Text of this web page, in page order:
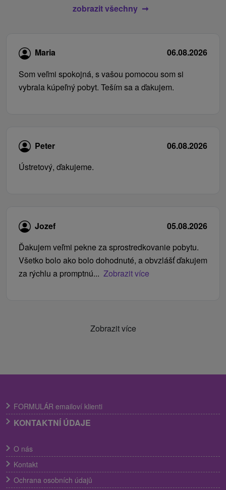
zobrazit všechny
Maria
06.08.2026
Som veľmi spokojná, s vašou pomocou som si
vybrala kúpeľný pobyt. Teším sa a ďakujem.
Peter
06.08.2026
Ústretový, ďakujeme.
Jozef
05.08.2026
Ďakujem veľmi pekne za sprostredkovanie pobytu.
Všetko bolo ako bolo dohodnuté, a obvzlášť ďakujem
za rýchlu a promptnú... Zobrazit více
Zobrazit více
FORMULÁR emailoví klienti
KONTAKTNÍ ÚDAJE
O nás
Kontakt
Ochrana osobních údajů